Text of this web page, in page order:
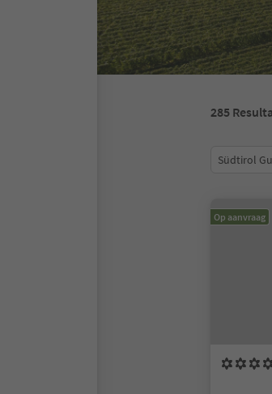
285
Südtirol
Op aanvraag